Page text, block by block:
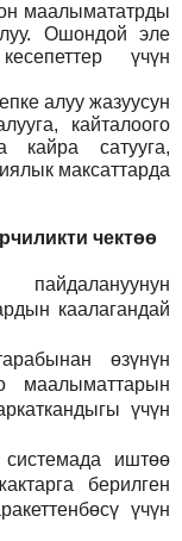
маалымататрды
Ошондой эле
үчүн
алуу жазуусун
кайталоого
кайра сатууга,
максаттарда
чектөө
пайдалануунун
каалагандай
өзүнүн
маалыматтарын
үчүн
системада иштөө
берилген
үчүн